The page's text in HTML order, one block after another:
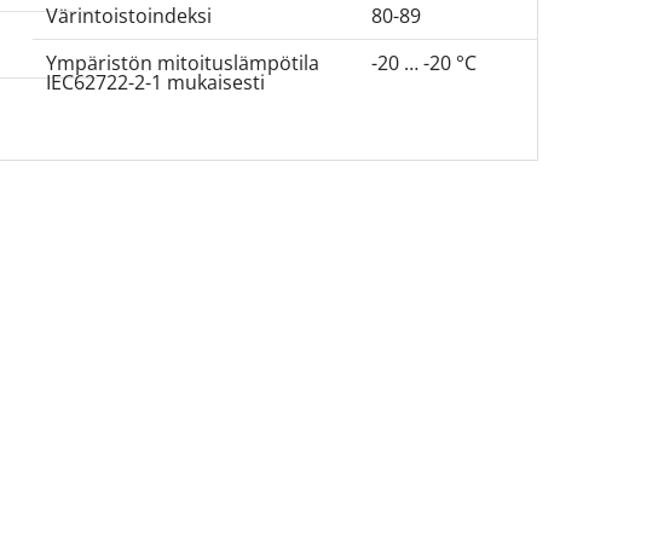
Värintoistoindeksi
80-89
Ympäristön mitoituslämpötila
IEC62722-2-1 mukaisesti
-20 … -20 °C